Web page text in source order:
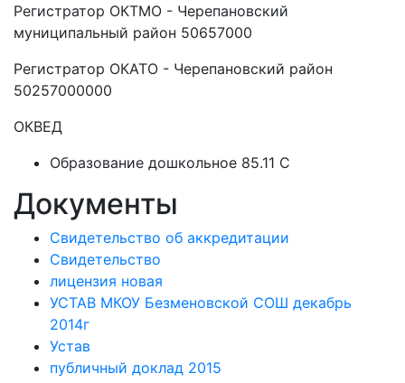
Регистратор ОКТМО - Черепановский
муниципальный район 50657000
Регистратор ОКАТО - Черепановский район
50257000000
ОКВЕД
Образование дошкольное 85.11 C
Документы
Свидетельство об аккредитации
Свидетельство
лицензия новая
УСТАВ МКОУ Безменовской СОШ декабрь
2014г
Устав
публичный доклад 2015